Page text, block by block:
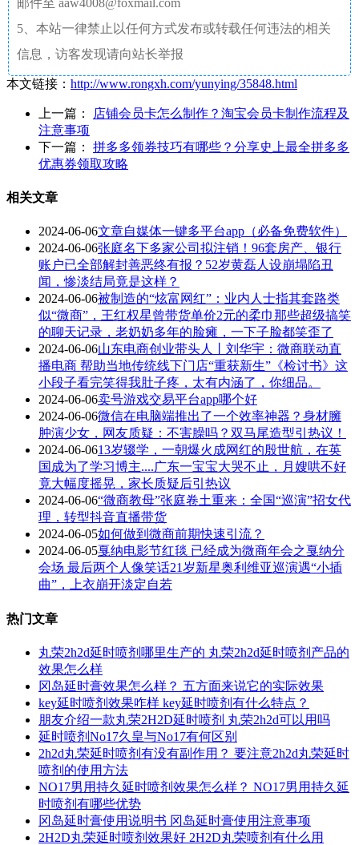
5、本站一律禁止以任何方式发布或转载任何违法的相关
信息，访客发现请向站长举报
本文链接： http://www.rongxh.com/yunying/35848.html
上一篇：
店铺会员卡怎么制作？淘宝会员卡制作流程及
注意事项
下一篇： 拼多多领券技巧有哪些？分享史上最全拼多多
优惠券领取攻略
相关文章
2024-06-06文章自媒体一键多平台app（必备免费软件）
2024-06-06张庭名下多家公司拟注销！96套房产、银行
账户已全部解封善恶终有报？52岁黄磊人设崩塌陷丑
闻，惨淡结局竟是这样？
2024-06-06被制造的“炫富网红”：业内人士指其套路类
似“微商”，王红权星曾带货单价2元的柔巾那些超级搞笑
的聊天记录，老奶奶多年的脸瘫，一下子脸都笑歪了
2024-06-06山东电商创业带头人丨刘华宇：微商联动直
播电商 帮助当地传统线下门店“重获新生”《检讨书》这
小段子看完笑得我肚子疼，太有内涵了，你细品。
2024-06-06卖号游戏交易平台app哪个好
2024-06-06微信在电脑端推出了一个效率神器？身材臃
肿演少女，网友质疑：不害臊吗？双马尾造型引热议！
2024-06-0613岁辍学，一朝爆火成网红的殷世航，在英
国成为了学习博主....广东一宝宝大哭不止，月嫂哄不好
竟大幅度摇晃，家长质疑后引热议
2024-06-06“微商教母”张庭卷土重来：全国“巡演”招女代
理，转型抖音直播带货
2024-06-05如何做到微商前期快速引流？
2024-06-05戛纳电影节红毯 已经成为微商年会之戛纳分
会场 最后两个人像笑话21岁新星奥利维亚巡演遇“小插
曲”，上衣崩开淡定自若
热门文章
丸荣2h2d延时喷剂哪里生产的 丸荣2h2d延时喷剂产品的
效果怎么样
冈岛延时膏效果怎么样？ 五方面来说它的实际效果
key延时喷剂效果咋样 key延时喷剂有什么特点？
朋友介绍一款丸荣2H2D延时喷剂 丸荣2h2d可以用吗
延时喷剂No17久皇与No17有何区别
2h2d丸荣延时喷剂有没有副作用？ 要注意2h2d丸荣延时
喷剂的使用方法
NO17男用持久延时喷剂效果怎么样？ NO17男用持久延
时喷剂有哪些优势
冈岛延时膏使用说明书 冈岛延时膏使用注意事项
2H2D丸荣延时喷剂效果好 2H2D丸荣喷剂有什么用